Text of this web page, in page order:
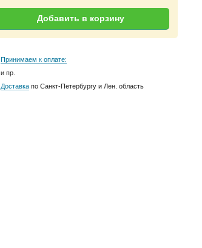
Добавить в корзину
Принимаем к оплате:
и пр.
Доставка по Санкт-Петербургу и Лен. область